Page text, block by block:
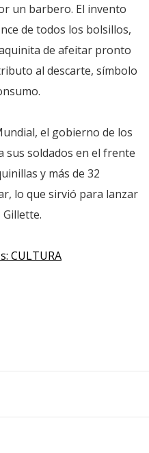
un barbero. El invento
de todos los bolsillos,
de afeitar pronto
al descarte, símbolo
el gobierno de los
sus soldados en el frente
y más de 32
lo que sirvió para lanzar
CULTURA